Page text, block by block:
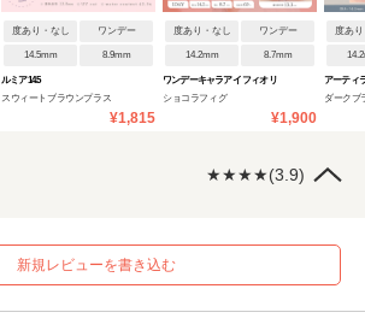
度あり・なし ワンデー
14.5mm 8.9mm
ルミア14.5
スウィートブラウンプラス
¥1,815
度あり・なし ワンデー
14.2mm 8.7mm
ワンデーキャラアイ フィオリ
ショコラフィグ
¥1,900
度あ
アーティ
ダークブ
★★★★(3.9)
新規レビューを書き込む